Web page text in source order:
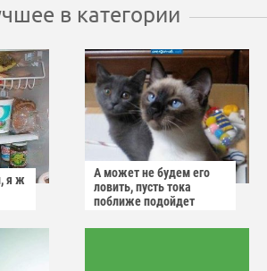
в категории
я ж
А может не будем его
ловить, пусть тока
поближе подойдет